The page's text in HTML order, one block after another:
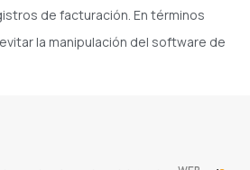
de facturación. En términos
la manipulación del software de